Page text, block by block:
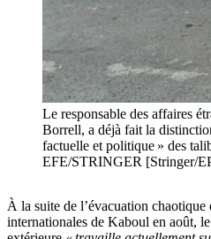
Le responsable des affaires
Borrell, a déjà fait la
factuelle et politique » des
EFE/STRINGER [Stringer/
À la suite de l’évacuation chaotique
internationales de Kaboul en août,